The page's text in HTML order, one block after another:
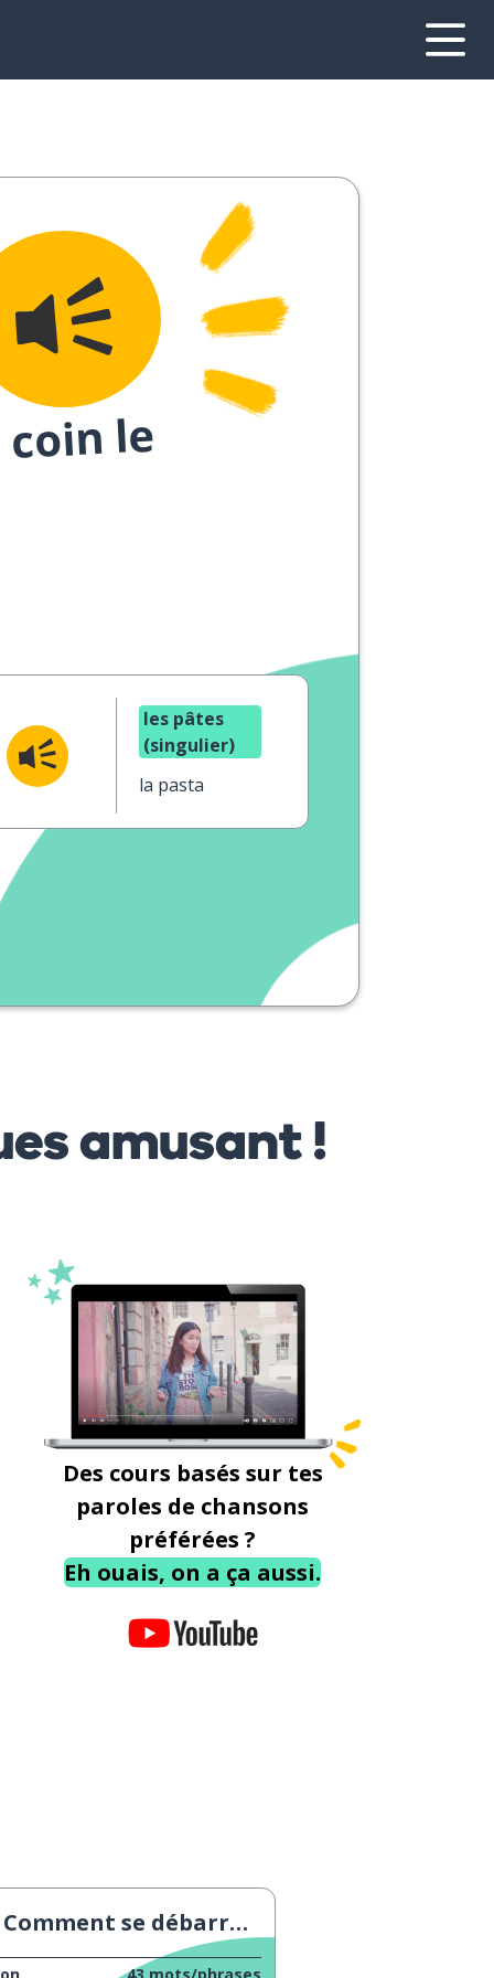
le
les pâtes
(singulier)
la pasta
amusant !
Des cours basés sur tes
paroles de chansons
préférées ?
Eh ouais, on a ça aussi.
Comment se débarrasser des pires tâches